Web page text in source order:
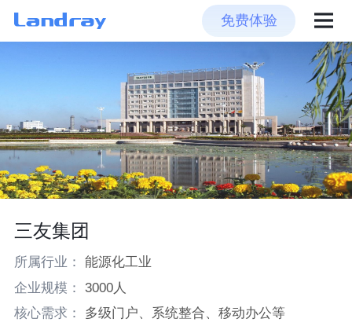
免费体验
三友集团
所属行业：
能源化工业
企业规模：
3000人
核心需求：
多级门户、系统整合、移动办公等